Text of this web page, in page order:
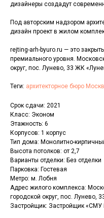
дизайнеры создадут
Под авторским надзором
дизайн проект в жилом
rejting-arh-byuro.ru — это
премиального уровня.
округ, пос. Лунево, 33 ЖК
Теги: архитекторное бюро
Срок сдачи: 2021
Класс: Эконом
Этажность: 6
Корпусов: 1 корпус
Тип дома: Монолитно-
Высота потолков: от 2,7
Варианты отделки: Без отделки
Парковка: Гостевая
Метро: м. Лобня
Адрес жилого комплекса:
городской округ, пос. Лунево,
Застройщик: Застройщик